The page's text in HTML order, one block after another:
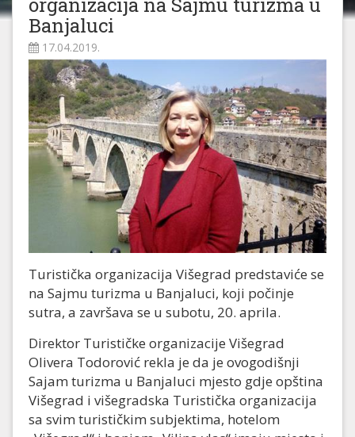
Banjaluci
17.04.2019.
Turistička organizacija Višegrad predstaviće se
na Sajmu turizma u Banjaluci, koji počinje
sutra, a završava se u subotu, 20. aprila.
Direktor Turističke organizacije Višegrad
Olivera Todorović rekla je da je ovogodišnji
Sajam turizma u Banjaluci mjesto gdje opština
Višegrad i višegradska Turistička organizacija
sa svim turističkim subjektima, hotelom